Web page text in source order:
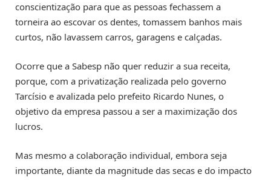
conscientização para que as pessoas fechassem a
torneira ao escovar os dentes, tomassem banhos mais
curtos, não lavassem carros, garagens e calçadas.
Ocorre que a Sabesp não quer reduzir a sua receita,
porque, com a privatização realizada pelo governo
Tarcísio e avalizada pelo prefeito Ricardo Nunes, o
objetivo da empresa passou a ser a maximização dos
lucros.
Mas mesmo a colaboração individual, embora seja
importante, diante da magnitude das secas e do impacto